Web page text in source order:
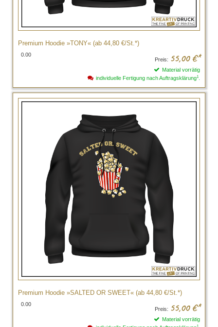
Premium Hoodie »TONY« (ab 44,80 €/St.*)
0.00
Preis: 55,00 €*
Material vorrätig
individuelle Fertigung nach Auftragsklärung1
Premium Hoodie »SALTED OR SWEET« (ab 44,80 €/St.*)
0.00
Preis: 55,00 €*
Material vorrätig
1